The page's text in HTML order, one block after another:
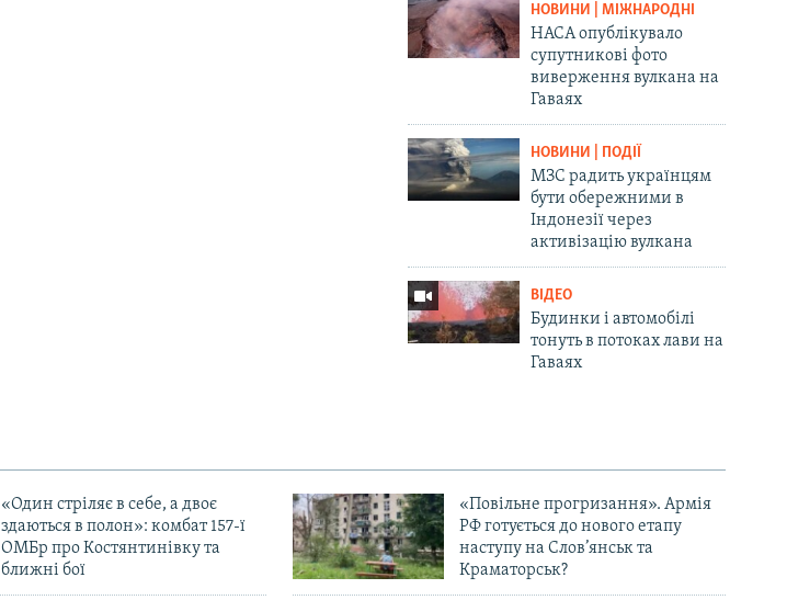
НОВИНИ | МІЖНАРОДНІ
НАСА опублікувало
супутникові фото
виверження вулкана на
Гаваях
НОВИНИ | ПОДІЇ
МЗС радить українцям
бути обережними в
Індонезії через
активізацію вулкана
ВІДЕО
Будинки і автомобілі
тонуть в потоках лави на
Гаваях
«Один стріляє в себе, а двоє
здаються в полон»: комбат 157-ї
ОМБр про Костянтинівку та
ближні бої
«Повільне прогризання». Армія
РФ готується до нового етапу
наступу на Слов’янськ та
Краматорськ?